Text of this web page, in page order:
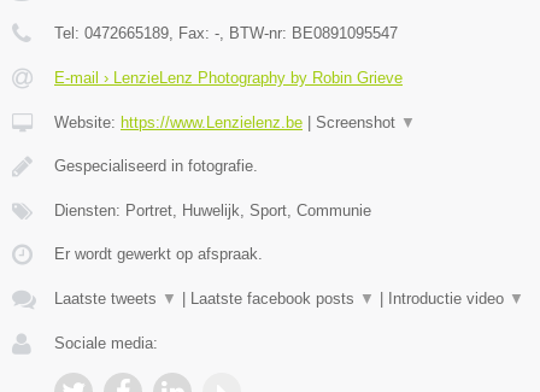
Tel: 0472665189, Fax: -, BTW-nr: BE0891095547
E-mail › LenzieLenz Photography by Robin Grieve
Website: https://www.Lenzielenz.be Screenshot ▼
Gespecialiseerd in fotografie.
Diensten: Portret, Huwelijk, Sport, Communie
Er wordt gewerkt op afspraak.
Laatste tweets ▼ Laatste facebook posts ▼ Introductie video ▼
Sociale media: